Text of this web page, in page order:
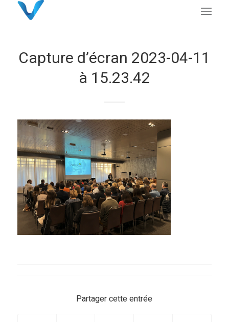
Capture d’écran 2023-04-11
à 15.23.42
Partager cette entrée